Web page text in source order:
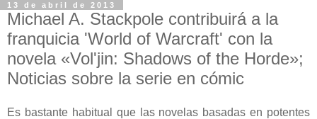
13 de abril de 2013
Michael A. Stackpole contribuirá a la
franquicia 'World of Warcraft' con la
novela «Vol'jin: Shadows of the Horde»;
Noticias sobre la serie en cómic
Es bastante habitual que las novelas basadas en potentes